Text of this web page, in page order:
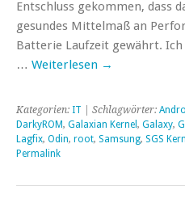
Entschluss gekommen, dass
gesundes Mittelmaß an
Batterie Laufzeit gewährt.
… Weiterlesen →
Kategorien: IT | Schlagwörter:
DarkyROM, Galaxian Kernel , Galaxy,
Lagfix, Odin, root, Samsung, SGS
Permalink